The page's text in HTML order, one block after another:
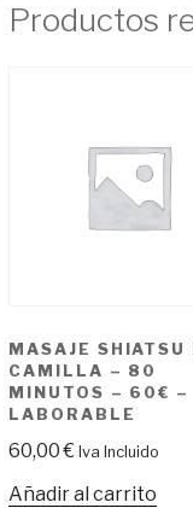
Productos
MASAJE SHIATSU
CAMILLA – 80
MINUTOS – 60€ –
LABORABLE
60,00€ Iva Incluido
Añadir al carrito